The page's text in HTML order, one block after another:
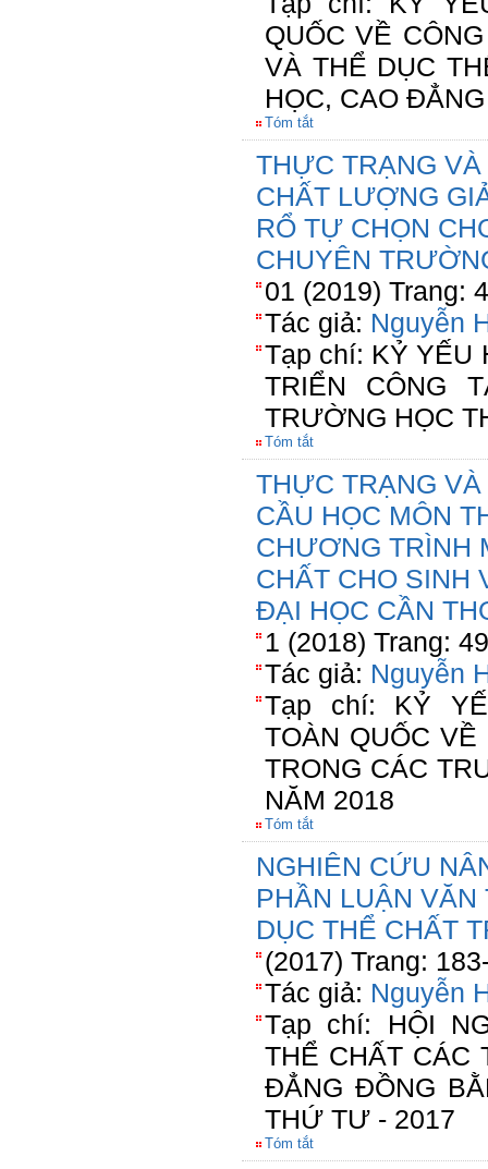
QUỐC VỀ
VÀ THỂ DỤC
HỌC, CAO
Tóm tắt
THỰC TRẠNG
CHẤT LƯỢNG
RỔ TỰ CHỌN
CHUYÊN
01 (2019) Trang:
Tác giả: Nguyễn
Tạp chí: KỶ YẾU
TRIỂN CÔNG
TRƯỜNG HỌC
Tóm tắt
THỰC TRẠNG
CẦU HỌC MÔN
CHƯƠNG TRÌNH
CHẤT CHO SINH
ĐẠI HỌC CẦN
1 (2018) Trang:
Tác giả: Nguyễn
Tạp chí: KỶ
TOÀN QUỐC
TRONG CÁC
NĂM 2018
Tóm tắt
NGHIÊN CỨU
PHẦN LUẬN VĂN
DỤC THỂ CHẤT
(2017) Trang:
Tác giả: Nguyễn
Tạp chí: HỘI
THỂ CHẤT CÁC
ĐẲNG ĐỒNG
THỨ TƯ - 2017
Tóm tắt